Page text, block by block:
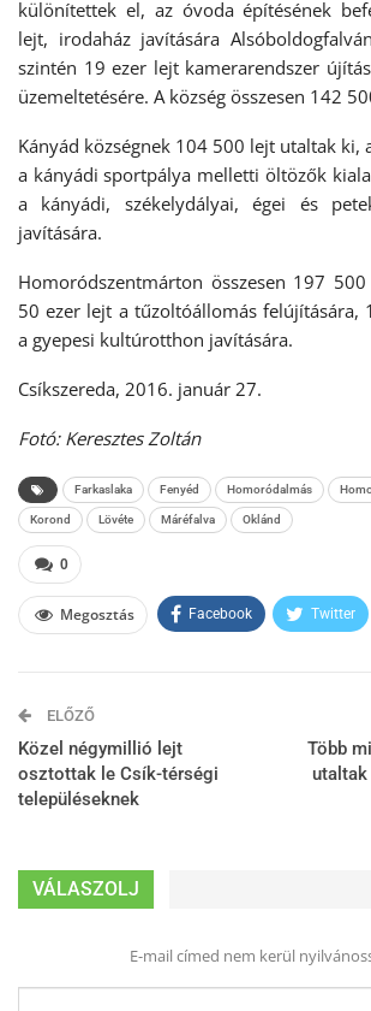
különítettek el, az óvoda építésének
lejt, irodaház javítására
szintén 19 ezer lejt kamerarendszer
üzemeltetésére. A község összesen 142
Kányád községnek 104 500 lejt utaltak
a kányádi sportpálya melletti öltözők
a kányádi, székelydályai, égei és
javítására.
Homoródszentmárton összesen 197
50 ezer lejt a tűzoltóállomás felújítására,
a gyepesi kultúrotthon javítására.
Csíkszereda, 2016. január 27.
Fotó: Keresztes Zoltán
Farkaslaka Fenyéd Homoródalmás
Korond Lövéte Máréfalva Oklánd
0
Megosztás Facebook Twitter
ELŐZŐ
Közel négymillió lejt
osztottak le Csík-térségi
településeknek
Több
utaltak
VÁLASZOLJ
E-mail címed nem kerül